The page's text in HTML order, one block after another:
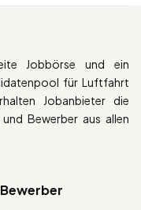
Jobbörse und ein
für Luftfahrt
Jobanbieter die
Bewerber aus allen